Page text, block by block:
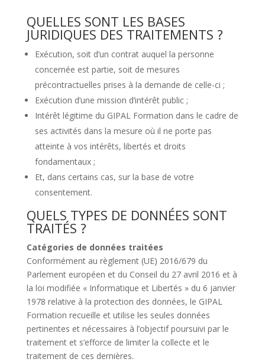
QUELLES SONT LES BASES
JURIDIQUES DES TRAITEMENTS ?
Exécution, soit d’un contrat auquel la personne
concernée est partie, soit de mesures
précontractuelles prises à la demande de celle-ci ;
Exécution d’une mission d’intérêt public ;
Intérêt légitime du GIPAL Formation dans le cadre de
ses activités dans la mesure où il ne porte pas
atteinte à vos intérêts, libertés et droits
fondamentaux ;
Et, dans certains cas, sur la base de votre
consentement.
QUELS TYPES DE DONNÉES SONT
TRAITÉS ?
Catégories de données traitées
Conformément au règlement (UE) 2016/679 du
Parlement européen et du Conseil du 27 avril 2016 et à
la loi modifiée « Informatique et Libertés » du 6 janvier
1978 relative à la protection des données, le GIPAL
Formation recueille et utilise les seules données
pertinentes et nécessaires à l’objectif poursuivi par le
traitement et s’efforce de limiter la collecte et le
traitement de ces dernières.